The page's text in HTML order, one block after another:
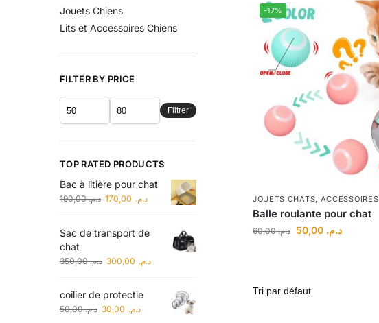
-17%
JOUETS CHATS, ACCESSOIRES
Balle roulante pour chat
د.م.60,00 د.م. 50,00
Jouets Chiens
Lits et Accessoires Chiens
FILTER BY PRICE
Filtrer
TOP RATED PRODUCTS
Bac à litière pour chat
د.م.190,00 د.م.
Sac de transport de
chat
د.م.350,00 د.م.
coilier de protectie
د.م.50,00 د.م.